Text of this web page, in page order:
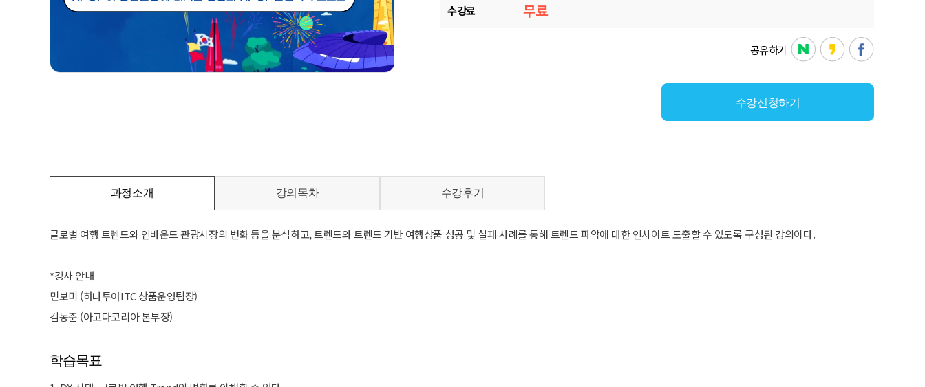
수강료 무료
공유하기
수강신청하기
과정소개 강의목차 수강후기
글로벌 여행 트렌드와 인바운드 관광시장의 변화 등을 분석하고, 트렌드와 트렌드 기반 여행상품 성공 및 실패 사례를 통해 트렌드 파악에 대한 인사이트 도출할 수 있도록 구성된 강의이다.
*강사 안내
민보미 (하나투어ITC 상품운영팀장)
김동준 (아고다코리아 본부장)
학습목표